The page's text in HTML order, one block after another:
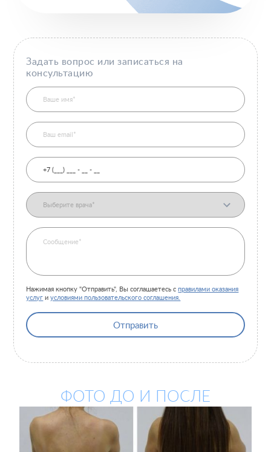
Задать вопрос или записаться на
консультацию
Нажимая кнопку "Отправить", Вы соглашаетесь справилами оказания
услуг иусловиями пользовательского соглашения.
Отправить
ФОТО ДО И ПОСЛЕ